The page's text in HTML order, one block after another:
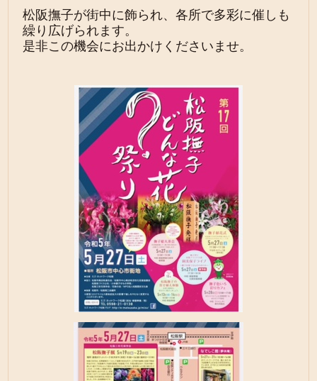
松阪撫子が街中に飾られ、各所で多彩に催しも
繰り広げられます。
是非この機会にお出かけくださいませ。